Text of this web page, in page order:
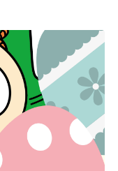
アクセス